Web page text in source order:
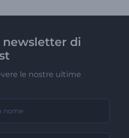
di
le nostre ultime